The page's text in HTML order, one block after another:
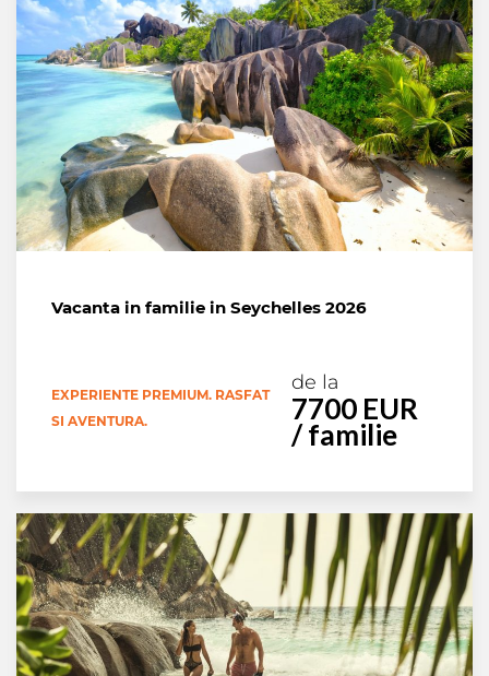
Vacanta in familie in Seychelles 2026
EXPERIENTE PREMIUM. RASFAT
SI AVENTURA.
de la
7700 EUR
/ familie